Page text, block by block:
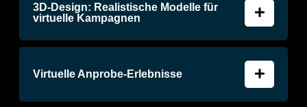
3D-Design: Realistische Modelle für
virtuelle Kampagnen
Virtuelle Anprobe-Erlebnisse